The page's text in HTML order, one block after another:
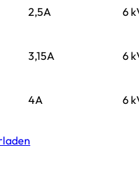
2,5A 6
3,15A 6
4A 6